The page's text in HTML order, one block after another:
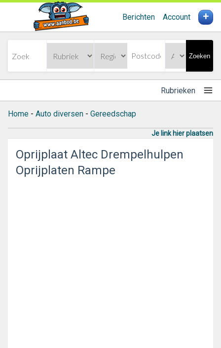
Berichten Account +
Zoeken
Rubrieken
Home - Auto diversen - Gereedschap
Je link hier plaatsen
Oprijplaat Altec Drempelhulpen
Oprijplaten Rampe